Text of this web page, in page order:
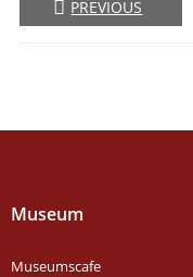
PREVIOUS
Museum
Museumscafe